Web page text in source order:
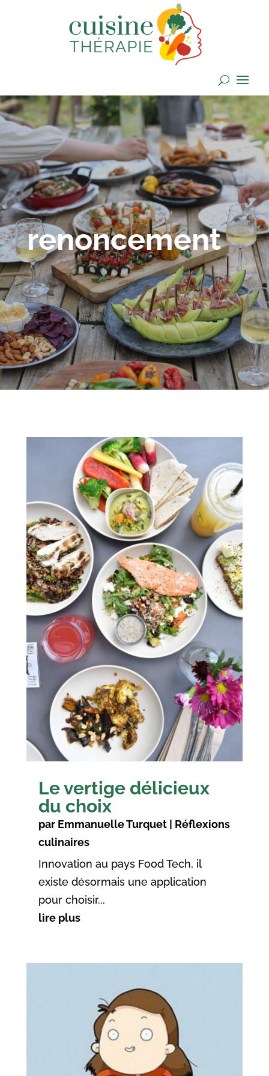
renoncement
Le vertige délicieux
du choix
par Emmanuelle Turquet| Réflexions
culinaires
Innovation au pays Food Tech, il
existe désormais une application
pour choisir...
lire plus